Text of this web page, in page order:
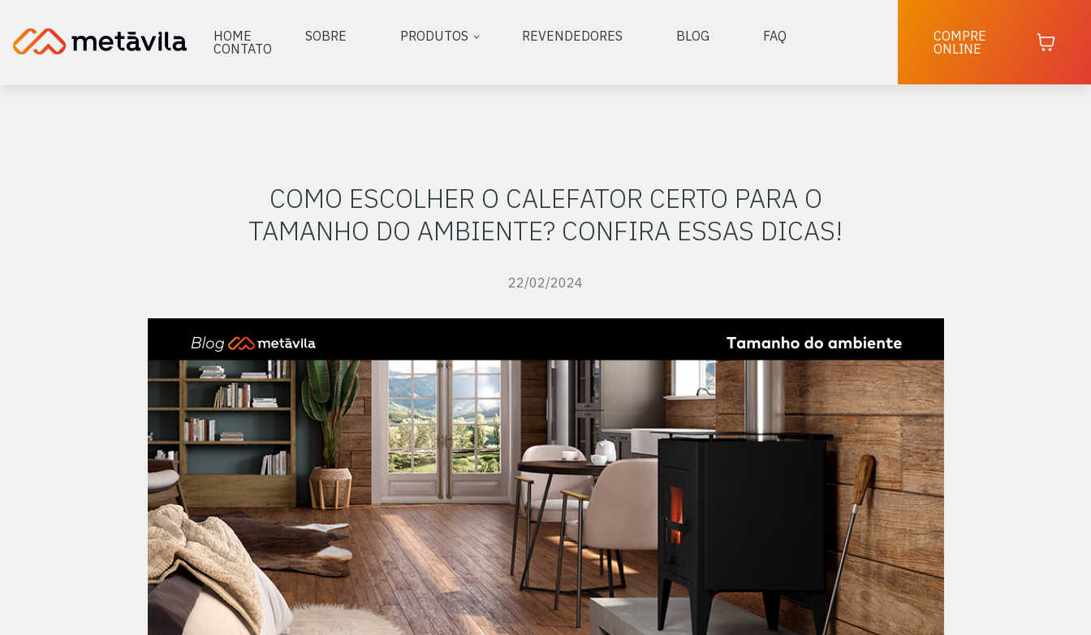
HOME SOBRE PRODUTOS REVENDEDORES BLOG
FAQ
CONTATO
COMPRE
ONLINE
COMO ESCOLHER O CALEFATOR CERTO PARA O
TAMANHO DO AMBIENTE? CONFIRA ESSAS DICAS!
22/02/2024